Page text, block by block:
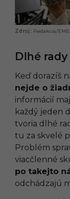
Redakcia/
Dlhé
Keď dorazíš
nejde o
informácií
každý jeden
tvoria dlhé
tu za skvelé
Problém
viacčlenné
po takejto
odchádzajú